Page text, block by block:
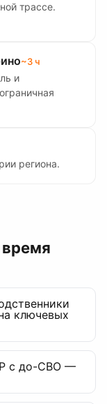
трассе.
~3 ч
и
региона.
время
ключевых
с до-СВО —